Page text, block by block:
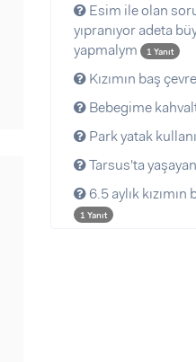
Esim ile olan
yıpranıyor adeta
yapmalym
1 Yanıt
Kızımın baş
Bebegime
Park yatak
Tarsus'ta
6.5 aylık
1 Yanıt